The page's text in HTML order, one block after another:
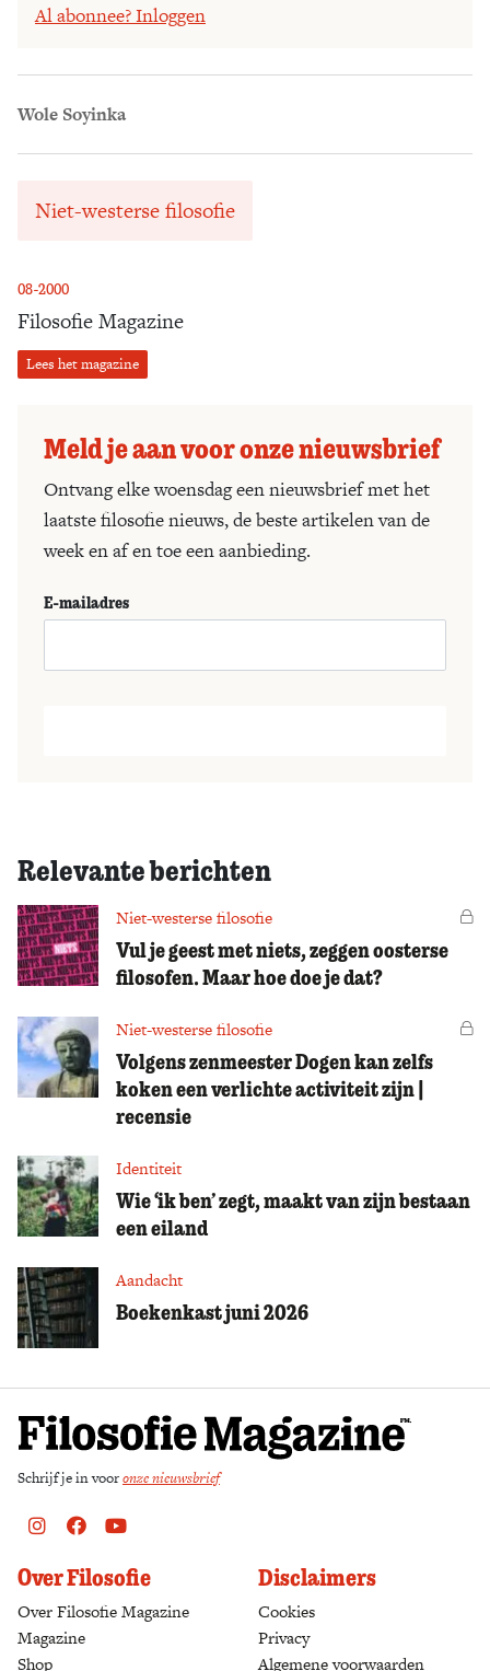
08-2000
Filosofie Magazine
Lees het magazine
Al abonnee? Inloggen
Wole Soyinka
Niet-westerse filosofie
Meld je aan voor onze nieuwsbrief
Ontvang elke woensdag een nieuwsbrief met het
laatste filosofie nieuws, de beste artikelen van de
week en af en toe een aanbieding.
E-mailadres
Relevante berichten
Niet-westerse filosofie
Vul je geest met niets, zeggen oosterse
filosofen. Maar hoe doe je dat?
Niet-westerse filosofie
Volgens zenmeester Dogen kan zelfs
koken een verlichte activiteit zijn |
recensie
Identiteit
Wie ‘ik ben’ zegt, maakt van zijn bestaan
een eiland
Aandacht
Boekenkast juni 2026
Schrijf je in vooronze nieuwsbrief
Instagram
FacebookYoutube
Over Filosofie
Over Filosofie Magazine
Magazine
Shop
Disclaimers
Cookies
Privacy
Algemene voorwaarden